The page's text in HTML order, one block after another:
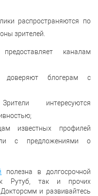
распространяются по
зрителей.
каналам
доверяют блогерам с
Зрители интересуются
известных профилей
с предложениями о
полезна в долгосрочной
Рутуб, так и прочих
и развивайтесь